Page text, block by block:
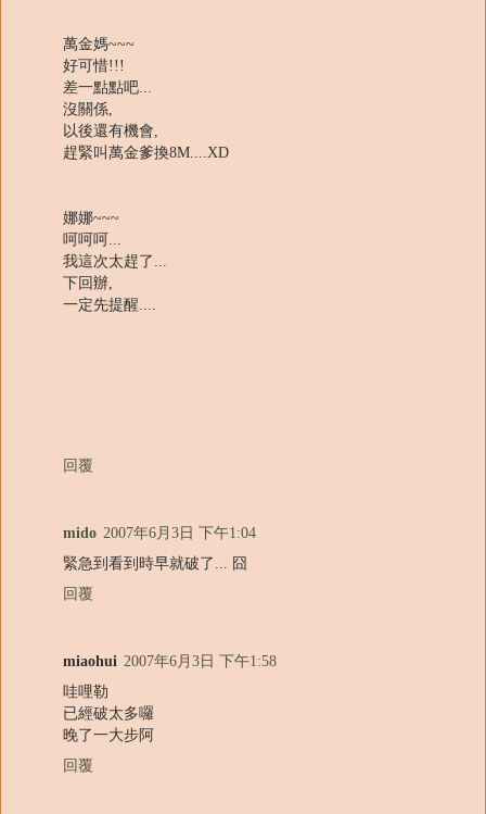
萬金媽~~~
好可惜!!!
差一點點吧...
沒關係,
以後還有機會,
趕緊叫萬金爹換8M....XD
娜娜~~~
呵呵呵...
我這次太趕了...
下回辦,
一定先提醒....
回覆
mido 2007年6月3日 下午1:04
緊急到看到時早就破了... 囧
回覆
miaohui 2007年6月3日 下午1:58
哇哩勒
已經破太多囉
晚了一大步阿
回覆